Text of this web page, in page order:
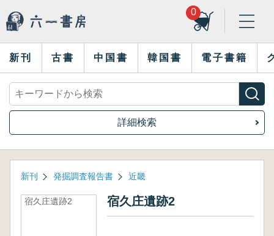
0
新刊 古書 中国書 韓国書 電子書籍
詳細検索
新刊 発掘調査報告書 近畿
宿久庄遺跡2 宿久庄遺跡2